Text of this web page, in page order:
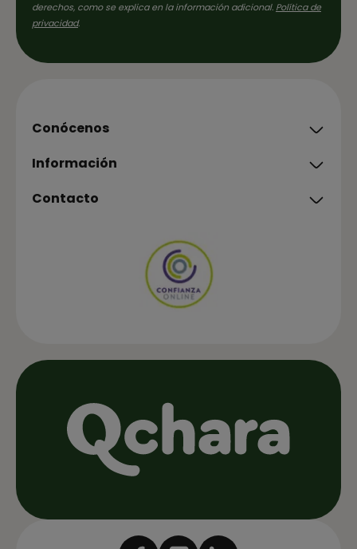
derechos, como se explica en la información adicional. Política de
privacidad.
Conócenos
Información
Contacto